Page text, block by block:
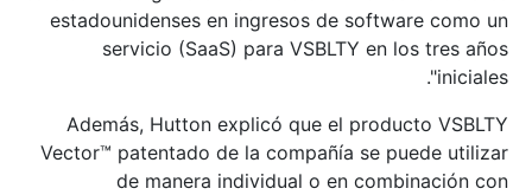
estadounidenses en ingresos de software como un
servicio (SaaS) para VSBLTY en los tres años
iniciales".
Además, Hutton explicó que el producto VSBLTY
Vector™ patentado de la compañía se puede utilizar
de manera individual o en combinación con